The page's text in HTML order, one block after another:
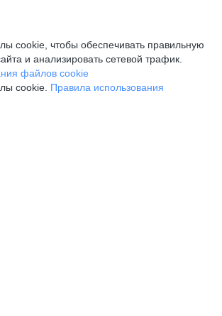
cookie, чтобы обеспечивать правильную
и анализировать сетевой трафик.
файлов cookie
cookie. Правила использования